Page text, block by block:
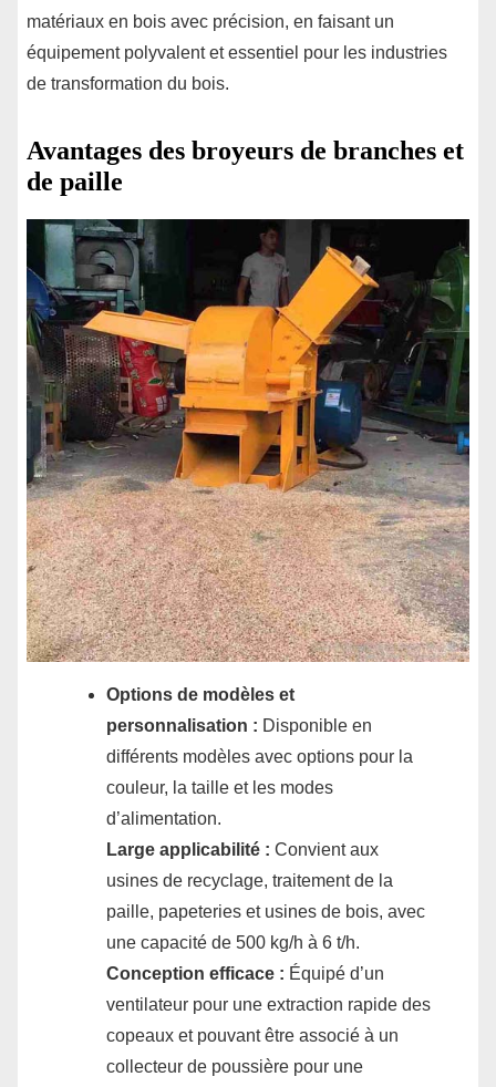
matériaux en bois avec précision, en faisant un
équipement polyvalent et essentiel pour les industries
de transformation du bois.
Avantages des broyeurs de branches et
de paille
Options de modèles et
personnalisation : Disponible en
différents modèles avec options pour la
couleur, la taille et les modes
d’alimentation.
Large applicabilité : Convient aux
usines de recyclage, traitement de la
paille, papeteries et usines de bois, avec
une capacité de 500 kg/h à 6 t/h.
Conception efficace : Équipé d’un
ventilateur pour une extraction rapide des
copeaux et pouvant être associé à un
collecteur de poussière pour une